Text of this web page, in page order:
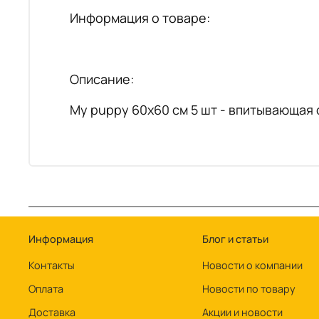
Информация о товаре:
Описание:
My puppy 60х60 см 5 шт -
Информация
Контакты
Оплата
Доставка
Блог и статьи
Новости о компании
Новости по товару
Акции и новости